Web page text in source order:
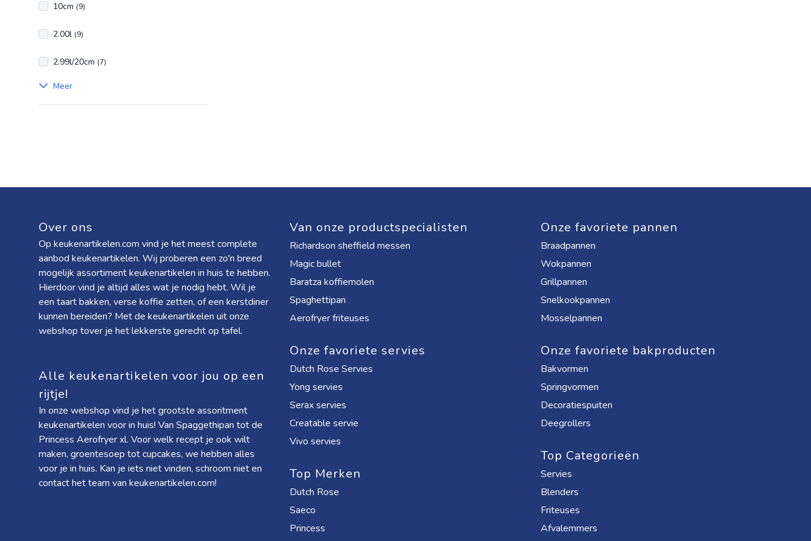
10cm (9)
2.00l (9)
2.99l/20cm (7)
Meer
Over ons
Op keukenartikelen.com vind je het meest complete
aanbod keukenartikelen. Wij proberen een zo'n breed
mogelijk assortiment keukenartikelen in huis te hebben.
Hierdoor vind je altijd alles wat je nodig hebt. Wil je
een taart bakken, verse koffie zetten, of een kerstdiner
kunnen bereiden? Met de keukenartikelen uit onze
webshop tover je het lekkerste gerecht op tafel.
Alle keukenartikelen voor jou op een
rijtje!
In onze webshop vind je het grootste assoritment
keukenartikelen voor in huis! Van Spaggethipan tot de
Princess Aerofryer xl. Voor welk recept je ook wilt
maken, groentesoep tot cupcakes, we hebben alles
voor je in huis. Kan je iets niet vinden, schroom niet en
contact het team van keukenartikelen.com!
Van onze productspecialisten
Richardson sheffield messen
Magic bullet
Baratza koffiemolen
Spaghettipan
Aerofryer friteuses
Onze favoriete servies
Dutch Rose Servies
Yong servies
Serax servies
Creatable servie
Vivo servies
Top Merken
Dutch Rose
Saeco
Princess
Onze favoriete pannen
Braadpannen
Wokpannen
Grillpannen
Snelkookpannen
Mosselpannen
Onze favoriete bakproducten
Bakvormen
Springvormen
Decoratiespuiten
Deegrollers
Top Categorieën
Servies
Blenders
Friteuses
Afvalemmers